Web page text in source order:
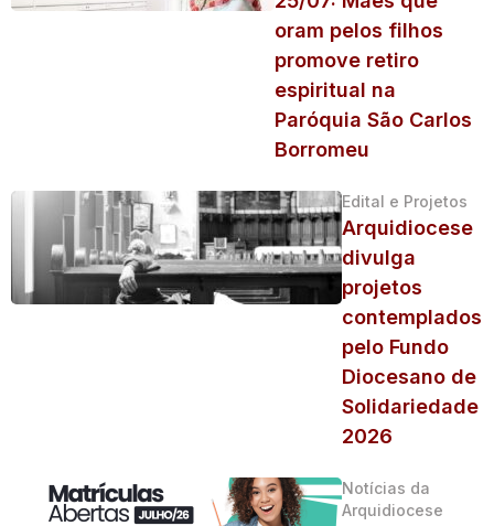
oram pelos filhos
promove retiro
espiritual na
Paróquia São Carlos
Borromeu
Edital e Projetos
Arquidiocese
divulga
projetos
contemplados
pelo Fundo
Diocesano de
Solidariedade
2026
Notícias da
Arquidiocese